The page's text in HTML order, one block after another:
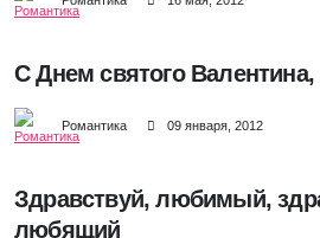
С Днем святого
Романтика 09 января, 2012
Здравствуй, любимый,
любящий